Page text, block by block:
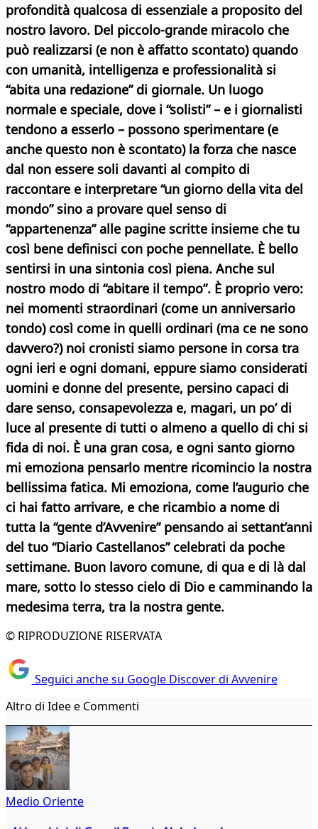
profondità qualcosa di essenziale a proposito del
nostro lavoro. Del piccolo-grande miracolo che
può realizzarsi (e non è affatto scontato) quando
con umanità, intelligenza e professionalità si
“abita una redazione” di giornale. Un luogo
normale e speciale, dove i “solisti” – e i giornalisti
tendono a esserlo – possono sperimentare (e
anche questo non è scontato) la forza che nasce
dal non essere soli davanti al compito di
raccontare e interpretare “un giorno della vita del
mondo” sino a provare quel senso di
“appartenenza” alle pagine scritte insieme che tu
così bene definisci con poche pennellate. È bello
sentirsi in una sintonia così piena. Anche sul
nostro modo di “abitare il tempo”. È proprio vero:
nei momenti straordinari (come un anniversario
tondo) così come in quelli ordinari (ma ce ne sono
davvero?) noi cronisti siamo persone in corsa tra
ogni ieri e ogni domani, eppure siamo considerati
uomini e donne del presente, persino capaci di
dare senso, consapevolezza e, magari, un po’ di
luce al presente di tutti o almeno a quello di chi si
fida di noi. È una gran cosa, e ogni santo giorno
mi emoziona pensarlo mentre ricomincio la nostra
bellissima fatica. Mi emoziona, come l’augurio che
ci hai fatto arrivare, e che ricambio a nome di
tutta la “gente d’Avvenire” pensando ai settant’anni
del tuo “Diario Castellanos” celebrati da poche
settimane. Buon lavoro comune, di qua e di là dal
mare, sotto lo stesso cielo di Dio e camminando la
medesima terra, tra la nostra gente.
© RIPRODUZIONE RISERVATA
Seguici anche su Google Discover di Avvenire
Altro di Idee e Commenti
Medio Oriente